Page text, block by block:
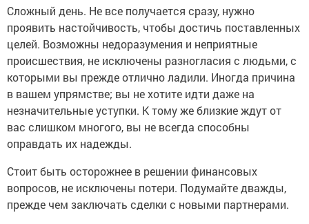
Сложный день. Не все получается сразу, нужно
проявить настойчивость, чтобы достичь поставленных
целей. Возможны недоразумения и неприятные
происшествия, не исключены разногласия с людьми, с
которыми вы прежде отлично ладили. Иногда причина
в вашем упрямстве; вы не хотите идти даже на
незначительные уступки. К тому же близкие ждут от
вас слишком многого, вы не всегда способны
оправдать их надежды.
Стоит быть осторожнее в решении финансовых
вопросов, не исключены потери. Подумайте дважды,
прежде чем заключать сделки с новыми партнерами.